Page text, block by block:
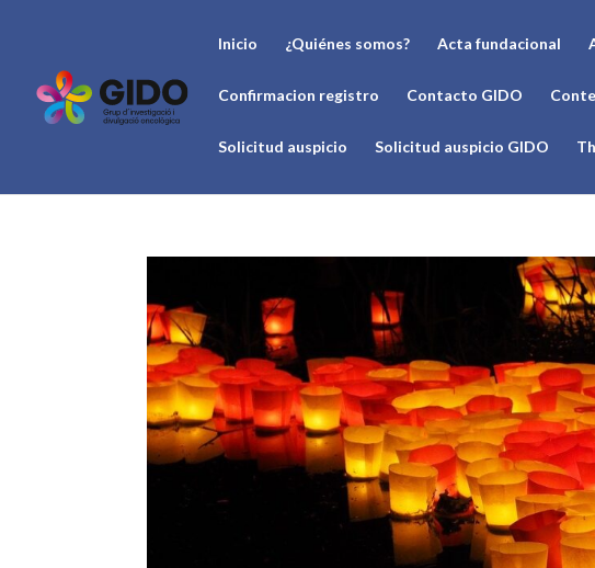
Inicio ¿Quiénes somos? Acta fundacional
Confirmacion registro Contacto GIDO
Solicitud auspicio Solicitud auspicio GIDO